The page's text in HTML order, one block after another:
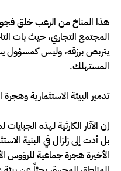
هذا المناخ من الرعب خلق
المجتمع التجاري، حيث بات
يتربص برزقه، وليس كمسؤول
المستهلك.
تدمير البيئة الاستثمارية
إن الآثار الكارثية لهذه
بل أدت إلى زلزال في البنية
الأخيرة هجرة جماعية للرؤوس